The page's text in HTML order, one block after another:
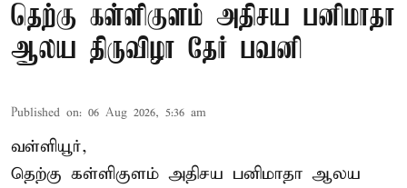
தெற்கு கள்ளிகுளம் அதிசய பனிமாதா
ஆலய திருவிழா தேர் பவனி
Published on: 06 Aug 2026, 5:36 am
வள்ளியூர்,
தெற்கு கள்ளிகுளம் அதிசய பனிமாதா ஆலய